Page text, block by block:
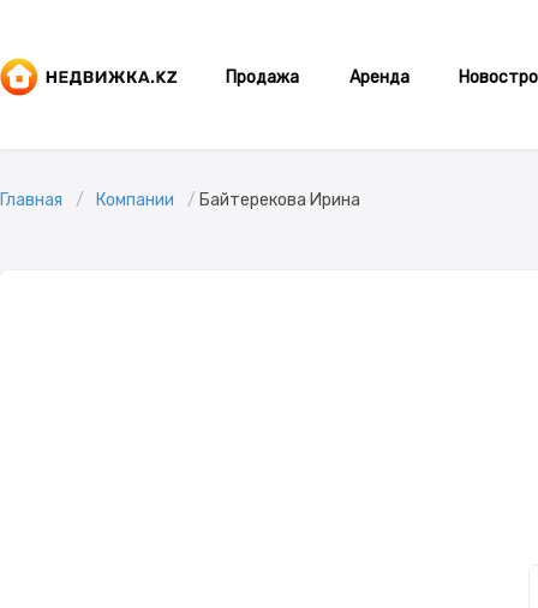
Продажа Аренда
Главная Компании Байтерекова Ирина